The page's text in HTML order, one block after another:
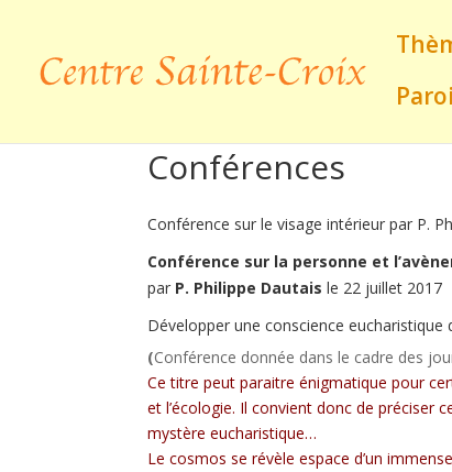
Conférences
Conférence sur le visage intérieur par P.
Conférence sur la personne et
par P. Philippe Dautais le 22 juillet 2017
Développer une conscience eucharistique
(Conférence donnée dans le cadre des
Ce titre peut paraitre énigmatique pour
et l’écologie. Il convient donc de préciser
mystère eucharistique…
Le cosmos se révèle espace d’un